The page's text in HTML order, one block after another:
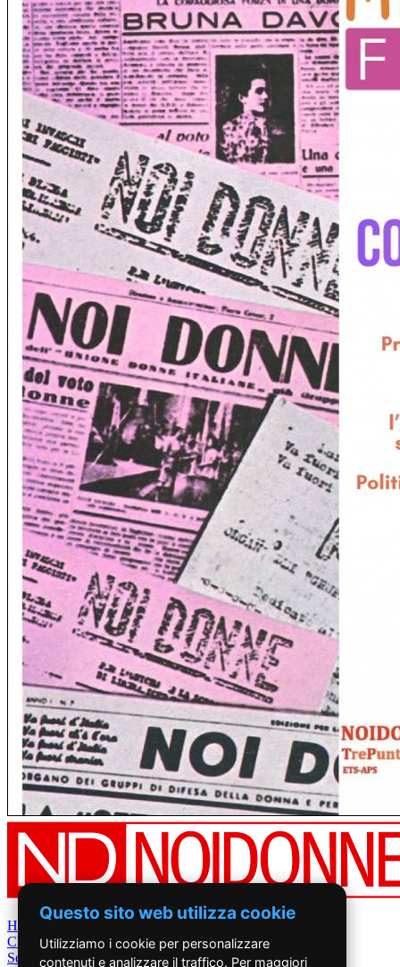
Home
Chi Siamo
Settimanale
Questo sito web utilizza cookie
Utilizziamo i cookie per personalizzare
contenuti e analizzare il traffico. Per maggiori